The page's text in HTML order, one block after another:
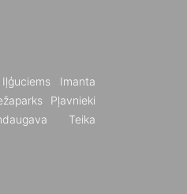
Iļģuciems
Imanta
Pļavnieki
Teika